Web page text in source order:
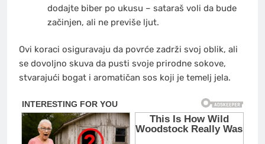
dodajte biber po ukusu – sataraš voli da bude
začinjen, ali ne previše ljut.
Ovi koraci osiguravaju da povrće zadrži svoj oblik, ali
se dovoljno skuva da pusti svoje prirodne sokove,
stvarajući bogat i aromatičan sos koji je temelj jela.